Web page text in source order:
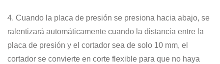
4. Cuando la placa de presión se presiona hacia abajo, se
ralentizará automáticamente cuando la distancia entre la
placa de presión y el cortador sea de solo 10 mm, el
cortador se convierte en corte flexible para que no haya